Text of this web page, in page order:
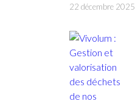
22 décembre 2025